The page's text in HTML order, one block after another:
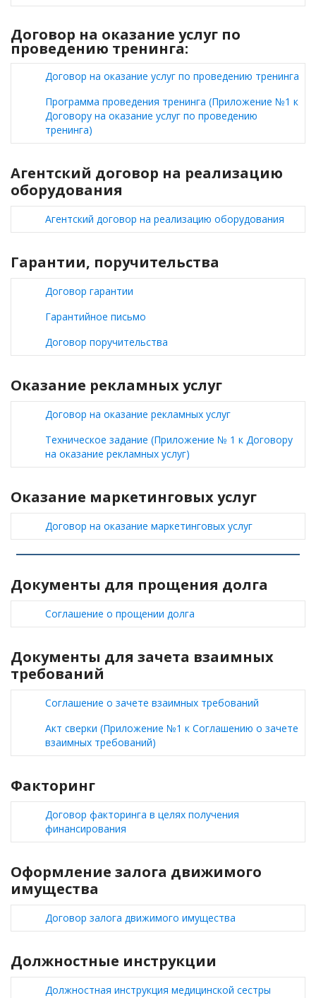
Договор на оказание услуг по
проведению тренинга:
Договор на оказание услуг по проведению тренинга
Программа проведения тренинга (Приложение №1 к
Договору на оказание услуг по проведению
тренинга)
Агентский договор на реализацию
оборудования
Агентский договор на реализацию оборудования
Гарантии, поручительства
Договор гарантии
Гарантийное письмо
Договор поручительства
Оказание рекламных услуг
Договор на оказание рекламных услуг
Техническое задание (Приложение № 1 к Договору
на оказание рекламных услуг)
Оказание маркетинговых услуг
Договор на оказание маркетинговых услуг
Документы для прощения долга
Соглашение о прощении долга
Документы для зачета взаимных
требований
Соглашение о зачете взаимных требований
Акт сверки (Приложение №1 к Соглашению о зачете
взаимных требований)
Факторинг
Договор факторинга в целях получения
финансирования
Оформление залога движимого
имущества
Договор залога движимого имущества
Должностные инструкции
Должностная инструкция медицинской сестры